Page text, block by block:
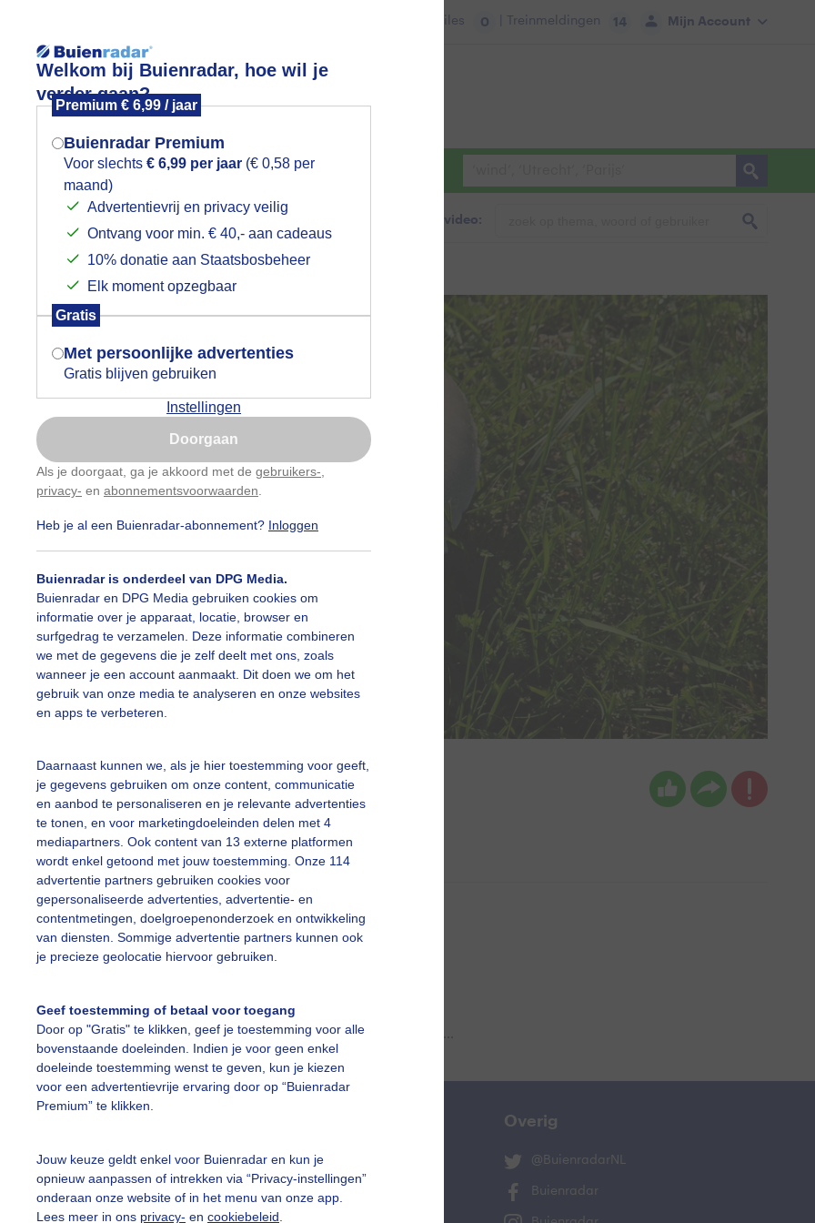
Welkom bij Buienradar, hoe wil je
verder gaan?
Premium € 6,99 / jaar
Buienradar Premium
Voor slechts € 6,99 per jaar (€ 0,58 per
maand)
Advertentievrij en privacy veilig
Ontvang voor min. € 40,- aan cadeaus
10% donatie aan Staatsbosbeheer
Elk moment opzegbaar
Gratis
Met persoonlijke advertenties
Gratis blijven gebruiken
Instellingen
Doorgaan
Als je doorgaat, ga je akkoord met de gebruikers-
privacy- en abonnementsvoorwaarden
Heb je al een Buienradar-abonnement? Inloggen
Buienradar is onderdeel van DPG Media.
Buienradar en DPG Media gebruiken cookies om
informatie over je apparaat, locatie, browser en
surfgedrag te verzamelen. Deze informatie combineren
we met de gegevens die je zelf deelt met ons, zoals
wanneer je een account aanmaakt. Dit doen we om het
gebruik van onze media te analyseren en onze websites
en apps te verbeteren.
Daarnaast kunnen we, als je hier toestemming voor geeft,
je gegevens gebruiken om onze content, communicatie
en aanbod te personaliseren en je relevante advertenties
te tonen, en voor marketingdoeleinden delen met 4
mediapartners. Ook content van 13 externe platformen
wordt enkel getoond met jouw toestemming. Onze 114
advertentie partners gebruiken cookies voor
gepersonaliseerde advertenties, advertentie- en
contentmetingen, doelgroepenonderzoek en ontwikkeling
van diensten. Sommige advertentie partners kunnen ook
je precieze geolocatie hiervoor gebruiken.
Geef toestemming of betaal voor toegang
Door op "Gratis" te klikken, geef je toestemming voor alle
bovenstaande doeleinden. Indien je voor geen enkel
doeleinde toestemming wenst te geven, kun je kiezen
voor een advertentievrije ervaring door op “Buienradar
Premium” te klikken.
Jouw keuze geldt enkel voor Buienradar en kun je
opnieuw aanpassen of intrekken via “Privacy-instellingen”
onderaan onze website of in het menu van onze app.
Lees meer in ons privacy- en cookiebeleid
Mijn Account
Files 0 | Treinmeldingen 14
Foto en video Weerzine
Zoeken in foto & video:
werner de vliegere Gemaakt: 18-06-2026, 30x bekeken
Zon
slideshow
Een moment geduld aub...
vragen
De Bilt
Overig
@BuienradarNL
Buienradar
Mogen we je locatie gebruiken voor
het weer?
Indien je hier nog geen akkoord op hebt
gegeven, verschijnt er zo een pop-up uit
je browser waarin deze toestemming
gevraagd wordt.
Is goed, toon de popup
Nu niet, misschien later
Gebruik je Safari en wil je niet elke dag deze pop-up
Klikhierom dit aan te passen